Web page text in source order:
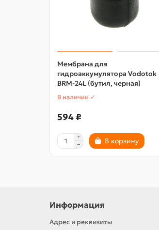
Мембрана для
гидроаккумулятора Vodotok
BRM-24L (бутил, черная)
В наличии ✓
594 ₽
В корзину
Информация
Адрес и реквизиты